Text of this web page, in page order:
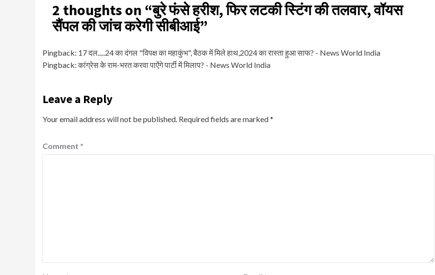
2 thoughts on “बुरे फंसे हरीश, फिर लटकी स्टिंग की तलवार, वॉयस
सैंपल की जांच करेगी सीबीआई”
Pingback: 17 दल.....24 का दंगल "विपक्ष का महाकुंभ", बैठक में मिले हाथ,2024 का रास्ता हुआ साफ? - News World India
Pingback:कांग्रेस के राम-भरत करवा पाऐंगे पार्टी में मिलाप? - News World India
Leave a Reply
Your email address will not be published. Required fields are marked*
Comment *